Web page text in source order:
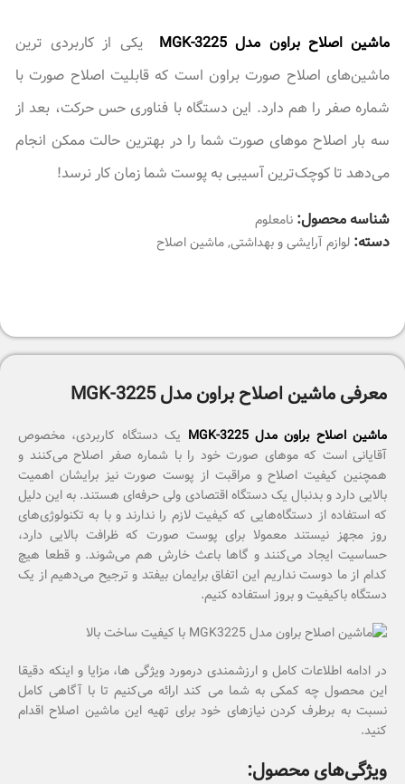
ماشین اصلاح براون مدل MGK-3225
یکی از کاربردی ترین
ماشین‌‌های اصلاح صورت براون است که قابلیت اصلاح صورت با
شماره صفر را هم دارد. این دستگاه با فناوری حس حرکت، بعد از
سه بار اصلاح موهای صورت شما را در بهترین حالت ممکن انجام
می‌دهد تا کوچک‌ترین آسیبی به پوست شما زمان کار نرسد!
شناسه محصول: نامعلوم
دسته: لوازم آرایشی و بهداشتی,ماشین اصلاح
معرفی ماشین اصلاح براون مدل MGK-3225
ماشین اصلاح براون مدل MGK-3225
یک دستگاه کاربردی، مخصوص
آقایانی است که موهای صورت خود را با شماره صفر اصلاح می‌کنند و
همچنین کیفیت اصلاح و مراقبت از پوست صورت نیز برایشان اهمیت
بالایی دارد و بدنبال یک دستگاه اقتصادی ولی حرفه‌ای هستند. به این دلیل
که استفاده از دستگاه‌هایی که کیفیت لازم را ندارند و با به تکنولوژی‌های
روز مجهز نیستند معمولا برای پوست صورت که ظرافت بالایی دارد،
حساسیت ایجاد می‌کنند و گاها باعث خارش هم می‌شوند. و قطعا هیچ
کدام از ما دوست نداریم این اتفاق برایمان بیفتد و ترجیح می‌دهیم از یک
دستگاه باکیفیت و بروز استفاده کنیم.
در ادامه اطلاعات کامل و ارزشمندی درمورد ویژگی ها، مزایا و اینکه دقیقا
این محصول چه کمکی به شما می کند ارائه می‌کنیم تا با آگاهی کامل
نسبت به برطرف کردن نیازهای خود برای تهیه این ماشین اصلاح اقدام
کنید.
ویژگی‌های محصول: